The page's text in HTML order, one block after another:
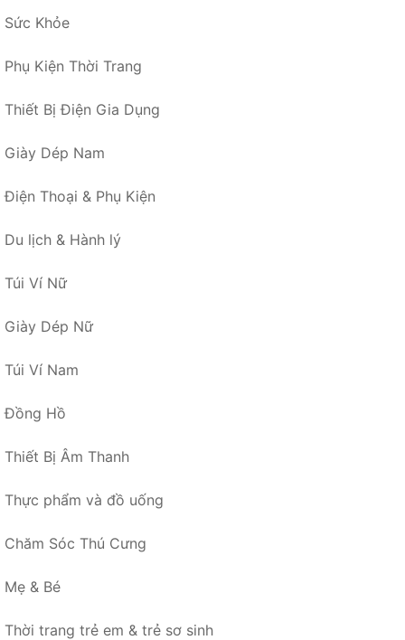
Sức Khỏe
Phụ Kiện Thời Trang
Thiết Bị Điện Gia Dụng
Giày Dép Nam
Điện Thoại & Phụ Kiện
Du lịch & Hành lý
Túi Ví Nữ
Giày Dép Nữ
Túi Ví Nam
Đồng Hồ
Thiết Bị Âm Thanh
Thực phẩm và đồ uống
Chăm Sóc Thú Cưng
Mẹ & Bé
Thời trang trẻ em & trẻ sơ sinh